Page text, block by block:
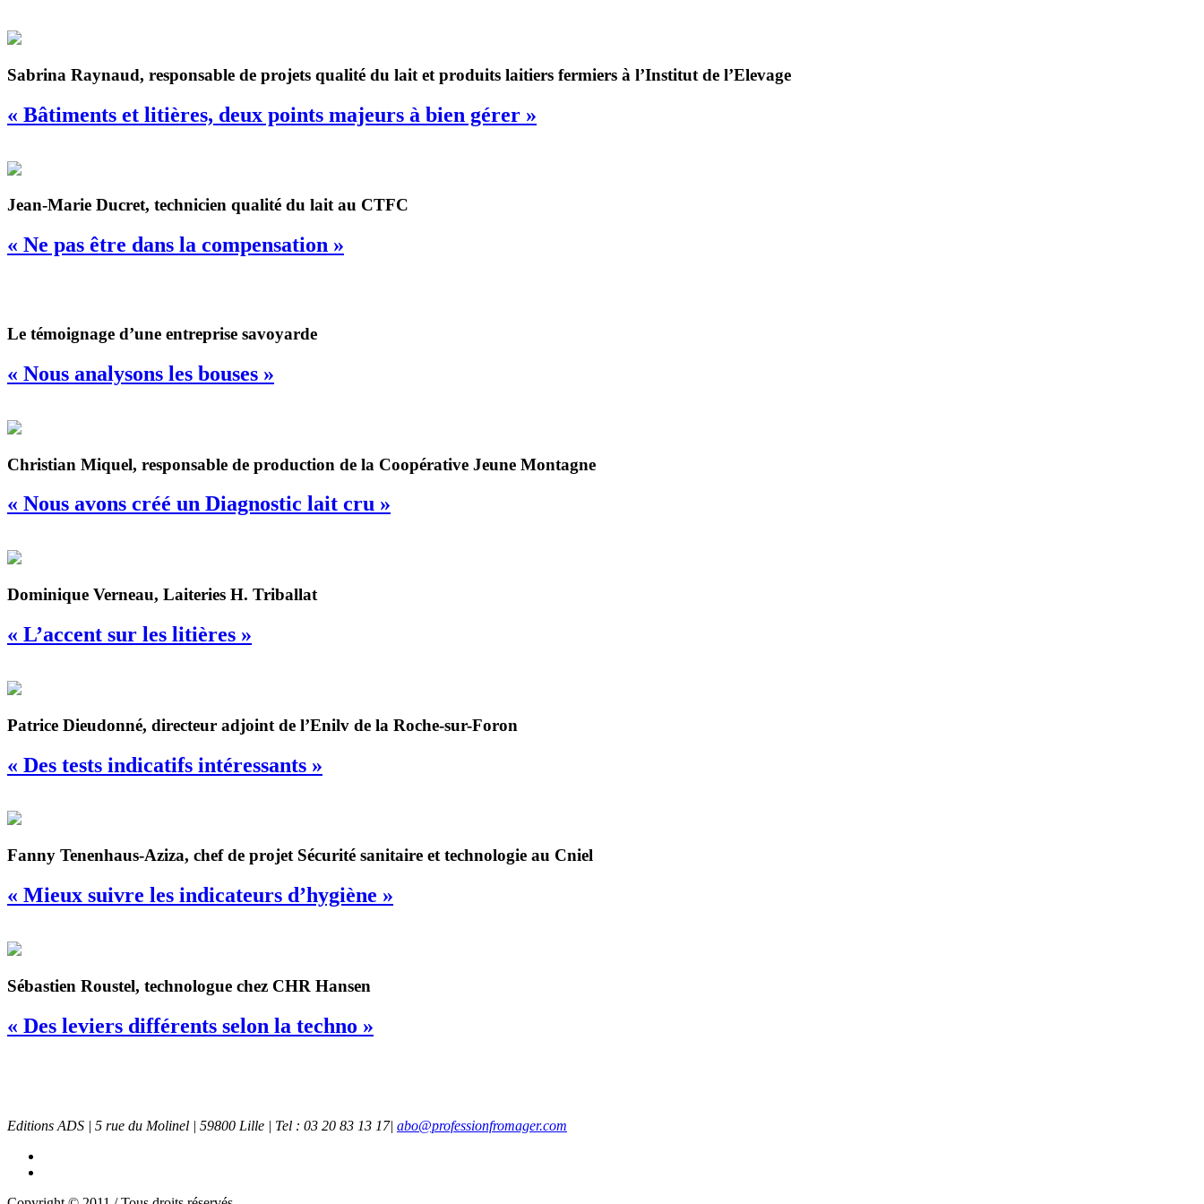
Sabrina Raynaud, responsable de projets qualité du lait et produits laitiers fermiers à l’Institut de l’Elevage
« Bâtiments et litières, deux points majeurs à bien gérer »
Jean-Marie Ducret, technicien qualité du lait au CTFC
« Ne pas être dans la compensation »
Le témoignage d’une entreprise savoyarde
« Nous analysons les bouses »
Christian Miquel, responsable de production de la Coopérative Jeune Montagne
« Nous avons créé un Diagnostic lait cru »
Dominique Verneau, Laiteries H. Triballat
« L’accent sur les litières »
Patrice Dieudonné, directeur adjoint de l’Enilv de la Roche-sur-Foron
« Des tests indicatifs intéressants »
Fanny Tenenhaus-Aziza, chef de projet Sécurité sanitaire et technologie au Cniel
« Mieux suivre les indicateurs d’hygiène »
Sébastien Roustel, technologue chez CHR Hansen
« Des leviers différents selon la techno »
Editions ADS | 5 rue du Molinel | 59800 Lille | Tel : 03 20 83 13 17| abo@professionfromager.com